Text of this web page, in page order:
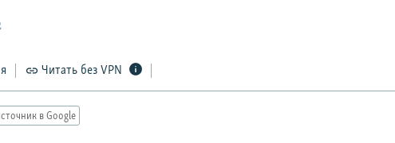
Читать без VPN
в Google